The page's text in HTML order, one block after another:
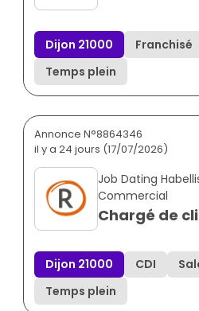
Dijon 21000 Franchisé
Temps plein
Annonce N°8864346
il y a 24 jours (17/07/2026)
Job Dating
Commercial
Chargé de
Dijon 21000 CDI
Temps plein